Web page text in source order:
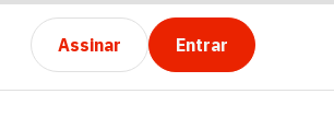
Assinar Entrar